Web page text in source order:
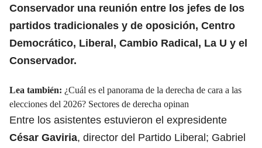
Conservador una reunión entre los jefes de los
partidos tradicionales y de oposición, Centro
Democrático, Liberal, Cambio Radical, La U y el
Conservador.
Lea también: ¿Cuál es el panorama de la derecha de cara a las
elecciones del 2026? Sectores de derecha opinan
Entre los asistentes estuvieron el expresidente
César Gaviria, director del Partido Liberal; Gabriel